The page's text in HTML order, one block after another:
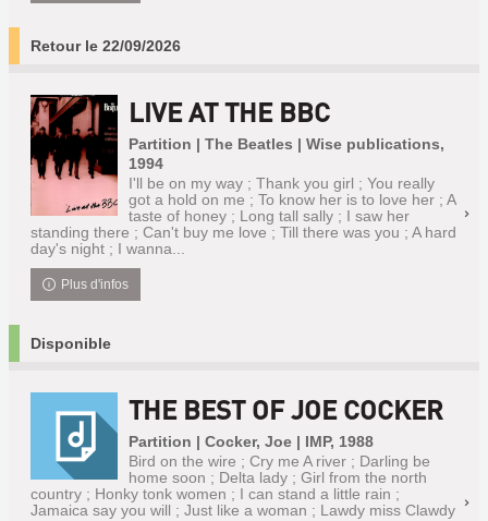
Retour le 22/09/2026
LIVE AT THE BBC
Partition | The Beatles | Wise publications,
1994
I'll be on my way ; Thank you girl ; You really
got a hold on me ; To know her is to love her ; A
taste of honey ; Long tall sally ; I saw her
standing there ; Can't buy me love ; Till there was you ; A hard
day's night ; I wanna...
Plus d'infos
Disponible
THE BEST OF JOE COCKER
Partition | Cocker, Joe | IMP, 1988
Bird on the wire ; Cry me A river ; Darling be
home soon ; Delta lady ; Girl from the north
country ; Honky tonk women ; I can stand a little rain ;
Jamaica say you will ; Just like a woman ; Lawdy miss Clawdy